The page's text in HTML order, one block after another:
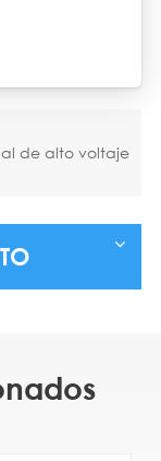
de alto voltaje